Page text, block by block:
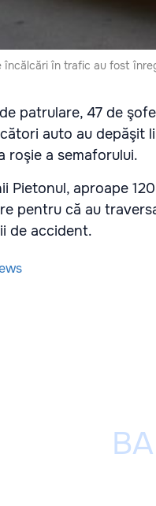
încălcări în trafic au fost
patrulare, 47 de
auto au depăşit
roşie a semaforului.
Pietonul, aproape
pentru că au
de accident.